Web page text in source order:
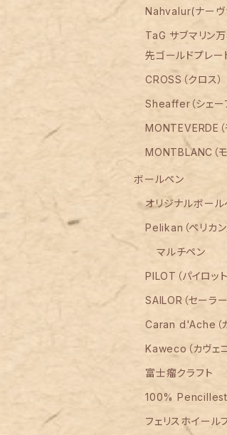
Nahvalur(ナーヴ
TaG サブマリン
先ゴールドプレー
CROSS（クロス）
Sheaffer（シェー
MONTEVERDE（
MONTBLANC（モ
ボールペン
オリジナルボール
Pelikan（ペリカン
マルチペン
PILOT（パイロット
SAILOR（セーラー
Caran d'Ache（カ
Kaweco（カヴェコ
富士瘤クラフト
100% Pencillest
フェリスホイール